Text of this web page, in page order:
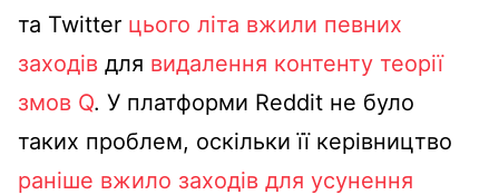
та Twitter цього літа вжили певних
заходів для видалення контенту теорії
змов Q. У платформи Reddit не було
таких проблем, оскільки її керівництво
раніше вжило заходів для усунення